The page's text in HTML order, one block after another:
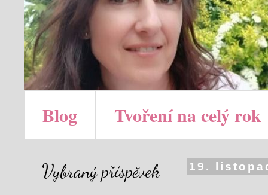
Blog Tvoření na celý rok
19.
Vybraný příspěvek